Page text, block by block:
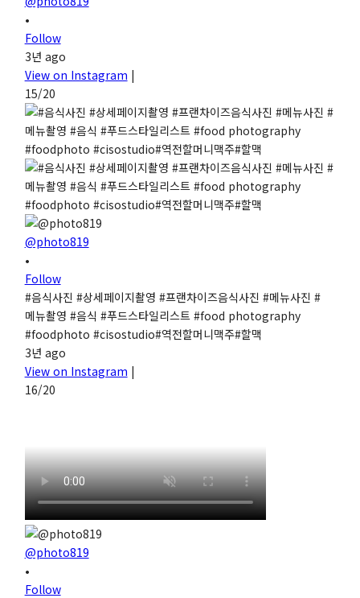
•
Follow
3년 ago
View on Instagram |
15/20
@photo819
•
Follow
#음식사진 #상세페이지촬영 #프랜차이즈음식사진 #메뉴사진 #
메뉴촬영 #음식 #푸드스타일리스트 #food photography
#foodphoto #cisostudio#역전할머니맥주#할맥
3년 ago
View on Instagram |
16/20
@photo819
•
Follow